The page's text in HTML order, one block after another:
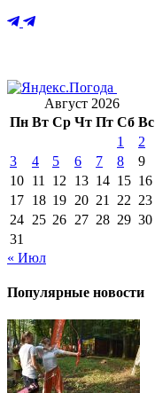
Август 2026
Пн Вт Ср Чт Пт Сб Вс
1
2
3
4 5 6 7 8
9
10 11 12 13 14 15 16
17 18 19 20 21 22 23
24 25 26 27 28 29 30
31
« Июл
Популярные новости